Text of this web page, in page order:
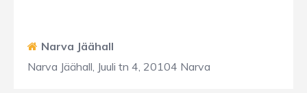
Narva Jäähall
Narva Jäähall, Juuli tn 4, 20104 Narva